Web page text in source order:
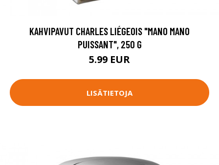
KAHVIPAVUT CHARLES LIÉGEOIS "MANO MANO
PUISSANT", 250 G
5.99 EUR
LISÄTIETOJA